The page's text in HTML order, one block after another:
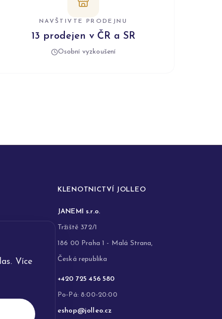
Více
NAVŠTIVTE PRODEJNU
13 prodejen v ČR a SR
Osobní vyzkoušení
KLENOTNICTVÍ JOLLEO
JANEMI s.r.o.
Tržiště 372/1
186 00 Praha 1 - Malá Strana,
Česká republika
+420 725 456 580
Po-Pá: 8:00-20:00
eshop@jolleo.cz